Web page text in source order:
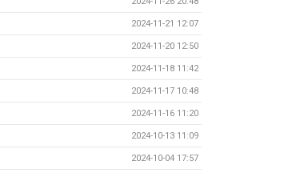
2024-11-21 12:07
2024-11-20 12:50
2024-11-18 11:42
2024-11-17 10:48
2024-11-16 11:20
2024-10-13 11:09
2024-10-04 17:57